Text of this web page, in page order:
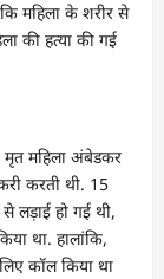
महिला के शरीर से
की हत्या की गई
मृत महिला अंबेडकर
करती थी. 15
लड़ाई हो गई थी,
था. हालांकि,
कॉल किया था